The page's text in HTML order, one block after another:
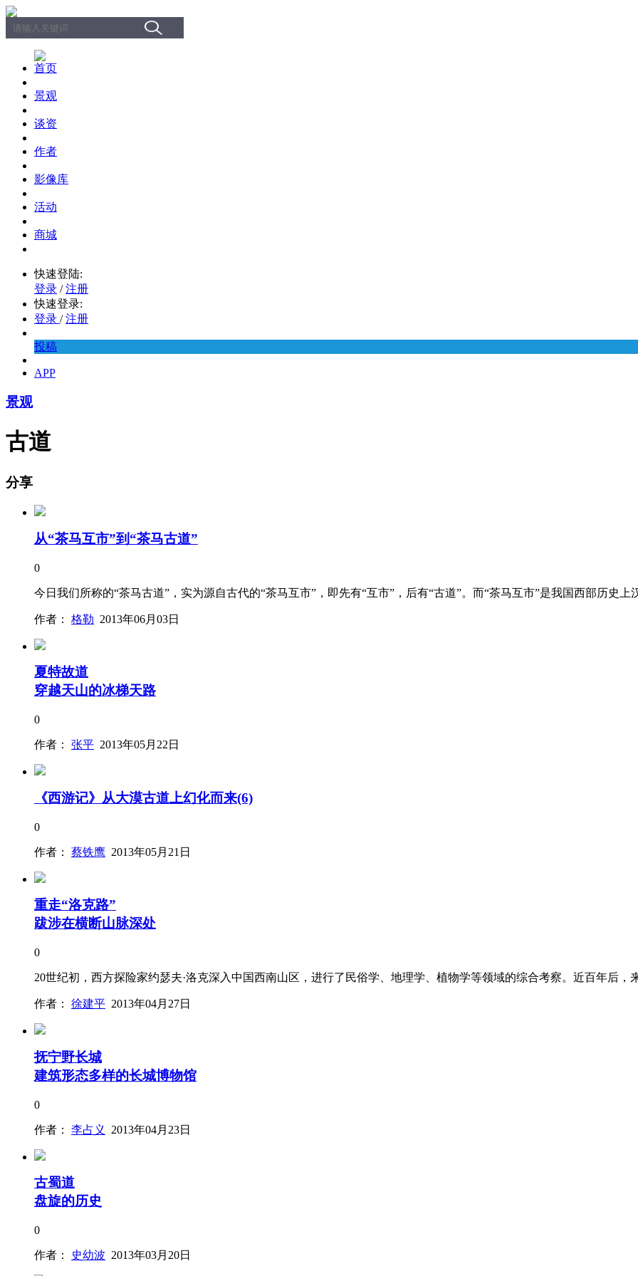
首页
景观
谈资
作者
影像库
活动
商城
快速登陆:
登录 / 注册
快速登录:
登录 / 注册
投稿
APP
景观
古道
分享
从“茶马互市”到“茶马古道”
0
今日我们所称的“茶马古道”，实为源自古代的“茶马互市”，即先有“互市”，后有“古道”。而“茶马互市”是我国西部历史
作者： 格勒 2013年06月03日
夏特故道
穿越天山的冰梯天路
0
作者： 张平 2013年05月22日
《西游记》从大漠古道上幻化而来(6)
0
作者： 蔡铁鹰 2013年05月21日
重走“洛克路”
跋涉在横断山脉深处
0
20世纪初，西方探险家约瑟夫·洛克深入中国西南山区，进行了民俗学、地理学、植物学等领域的综合考察。近百年后
作者： 徐建平 2013年04月27日
抚宁野长城
建筑形态多样的长城博物馆
0
作者： 李占义 2013年04月23日
古蜀道
盘旋的历史
0
作者： 史幼波 2013年03月20日